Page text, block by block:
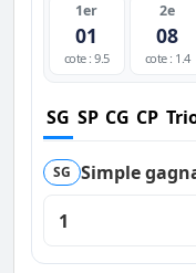
1er
01
cote : 9.5
2e
08
cote : 1.4
SG SP CG CP
SG Simple
1